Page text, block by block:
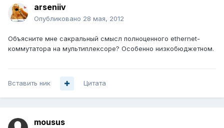
arseniiv
Опубликовано 28 мая, 2012
Объясните мне сакральный смысл полноценного ethernet-
коммутатора на мультиплексоре? Особенно низкобюджетном.
Вставить ник Цитата
mousus